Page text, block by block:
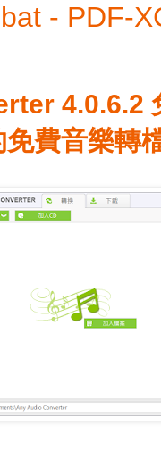
- PDF-
4.0.6.2
費音樂轉